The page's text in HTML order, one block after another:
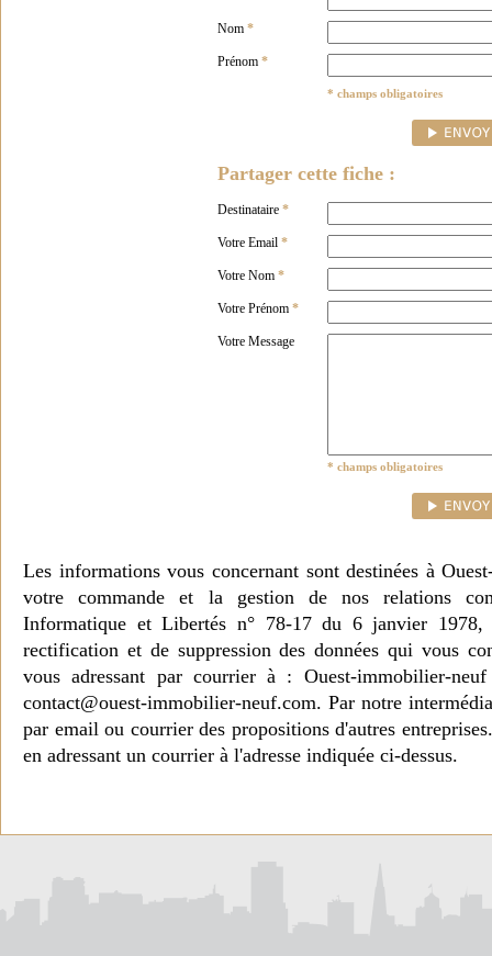
Nom *
Prénom *
* champs obligatoires
Partager cette fiche :
Destinataire *
Votre Email *
Votre Nom *
Votre Prénom *
Votre Message
* champs obligatoires
Les informations vous concernant sont destinées à
votre commande et la gestion de nos relations
Informatique et Libertés n° 78-17 du 6 janvier 1978,
rectification et de suppression des données qui vous
vous adressant par courrier à : Ouest-immobilier-
contact@ouest-immobilier-neuf.com. Par notre
par email ou courrier des propositions d'autres
en adressant un courrier à l'adresse indiquée ci-dessus.